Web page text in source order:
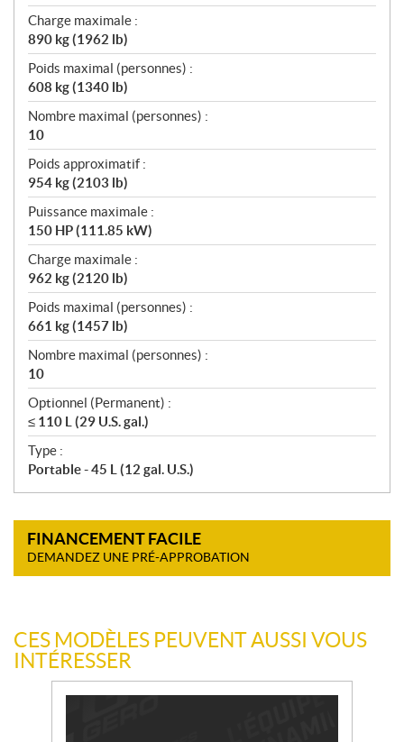
Charge maximale :
890 kg (1962 lb)
Poids maximal (personnes) :
608 kg (1340 lb)
Nombre maximal (personnes) :
10
Poids approximatif :
954 kg (2103 lb)
Puissance maximale :
150 HP (111.85 kW)
Charge maximale :
962 kg (2120 lb)
Poids maximal (personnes) :
661 kg (1457 lb)
Nombre maximal (personnes) :
10
Optionnel (Permanent) :
≤ 110 L (29 U.S. gal.)
Type :
Portable - 45 L (12 gal. U.S.)
FINANCEMENT FACILE
DEMANDEZ UNE PRÉ-APPROBATION
CES MODÈLES PEUVENT AUSSI VOUS
INTÉRESSER